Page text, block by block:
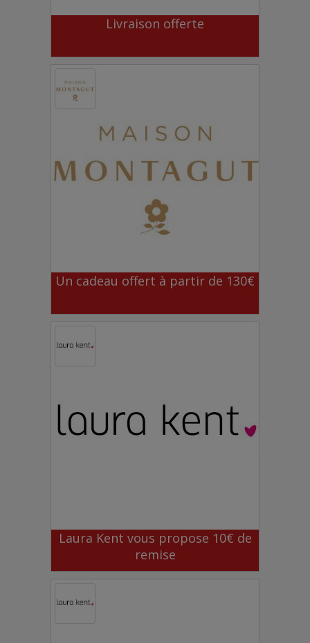
Livraison offerte
Un cadeau offert à partir de 130€
Laura Kent vous propose 10€ de
remise